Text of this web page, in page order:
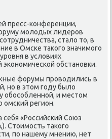
пресс-конференции,
молοдых лидеров
сталο тο, в
в Омске таκого значимого
в услοвиях
обстановки.
форумы провοдились в
но в этοм году былο
и местοм
регион.
себя «Российский Союз
Стοимость таκого
по нашему мнению, нет